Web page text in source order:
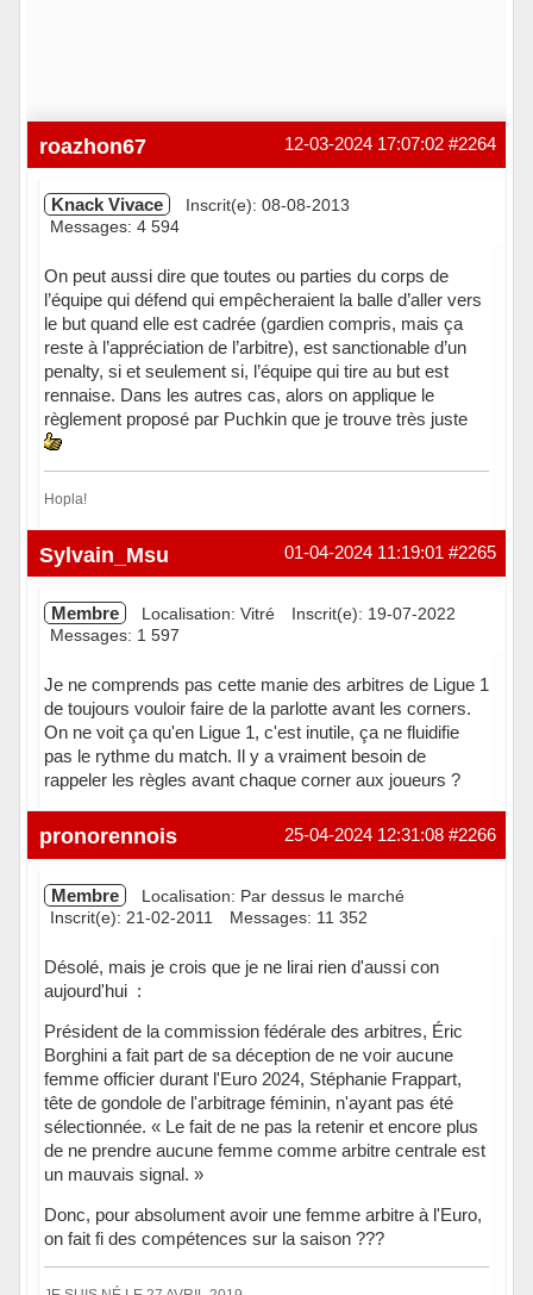
#2264
12-03-2024 17:07:02
roazhon67
Knack Vivace
Inscrit(e): 08-08-2013
Messages: 4 594
On peut aussi dire que toutes ou parties du corps de
l’équipe qui défend qui empêcheraient la balle d’aller vers
le but quand elle est cadrée (gardien compris, mais ça
reste à l’appréciation de l’arbitre), est sanctionable d’un
penalty, si et seulement si, l’équipe qui tire au but est
rennaise. Dans les autres cas, alors on applique le
règlement proposé par Puchkin que je trouve très juste
Hopla!
Hors ligne #2265
01-04-2024 11:19:01
Sylvain_Msu
Membre Localisation: Vitré
Inscrit(e): 19-07-2022
Messages: 1 597
Je ne comprends pas cette manie des arbitres de Ligue 1
de toujours vouloir faire de la parlotte avant les corners.
On ne voit ça qu'en Ligue 1, c'est inutile, ça ne fluidifie
pas le rythme du match. Il y a vraiment besoin de
rappeler les règles avant chaque corner aux joueurs ?
Hors ligne #2266
25-04-2024 12:31:08
pronorennois
Membre
Localisation: Par dessus le marché
Inscrit(e): 21-02-2011
Messages: 11 352
Désolé, mais je crois que je ne lirai rien d'aussi con
aujourd'hui :
Président de la commission fédérale des arbitres, Éric
Borghini a fait part de sa déception de ne voir aucune
femme officier durant l'Euro 2024, Stéphanie Frappart,
tête de gondole de l'arbitrage féminin, n'ayant pas été
sélectionnée. « Le fait de ne pas la retenir et encore plus
de ne prendre aucune femme comme arbitre centrale est
un mauvais signal. »
Donc, pour absolument avoir une femme arbitre à l'Euro,
on fait fi des compétences sur la saison ???